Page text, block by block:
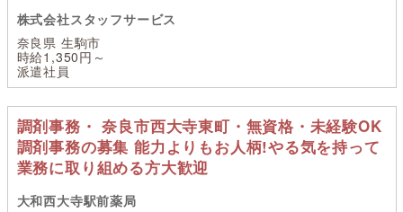
株式会社スタッフサービス
奈良県 生駒市
時給1,350円～
派遣社員
調剤事務・ 奈良市西大寺東町・無資格・未経験OK
調剤事務の募集 能力よりもお人柄!やる気を持って
業務に取り組める方大歓迎
大和西大寺駅前薬局